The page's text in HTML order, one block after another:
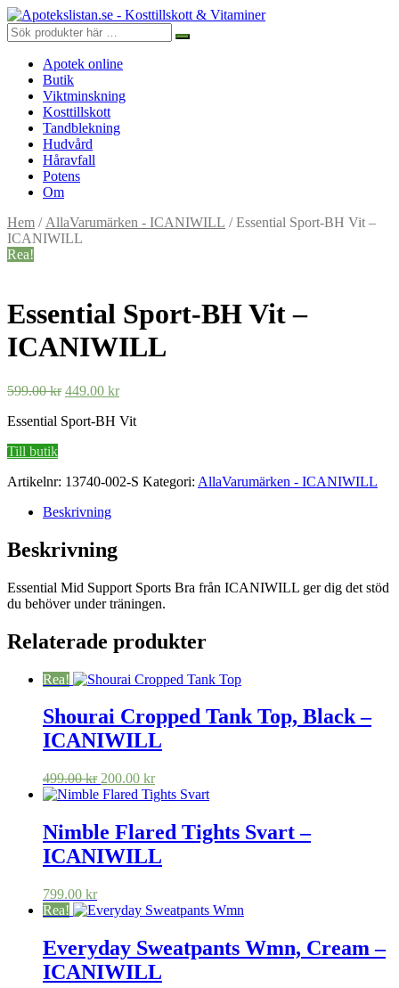
Apotek online
Butik
Viktminskning
Kosttillskott
Tandblekning
Hudvård
Håravfall
Potens
Om
Hem / AllaVarumärken - ICANIWILL / Essential Sport-BH Vit –
ICANIWILL
Rea!
Essential Sport-BH Vit –
ICANIWILL
599.00kr Det
priset
449.00 krDet
priset
Essential Sport-BH Vit
Till butik
Artikelnr: 13740-002-S Kategori: AllaVarumärken - ICANIWILL
Beskrivning
Beskrivning
Essential Mid Support Sports Bra från ICANIWILL ger dig det stöd
du behöver under träningen.
Relaterade produkter
Rea!
Shourai Cropped Tank Top, Black –
ICANIWILL
499.00kr Det
ursprungliga
var:
499.00 kr.
200.00 krDet
nuvarande
200.00 kr.
Nimble Flared Tights Svart –
ICANIWILL
799.00 kr
Rea!
Everyday Sweatpants Wmn, Cream –
ICANIWILL